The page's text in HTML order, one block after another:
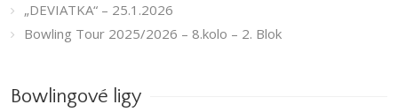
„DEVIATKA“ – 25.1.2026
Bowling Tour 2025/2026 – 8.kolo – 2. Blok
Bowlingové ligy